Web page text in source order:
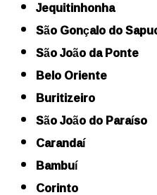
Jequitinhonha
São Gonçalo do
São João da Ponte
Belo Oriente
Buritizeiro
São João do Paraíso
Carandaí
Bambuí
Corinto